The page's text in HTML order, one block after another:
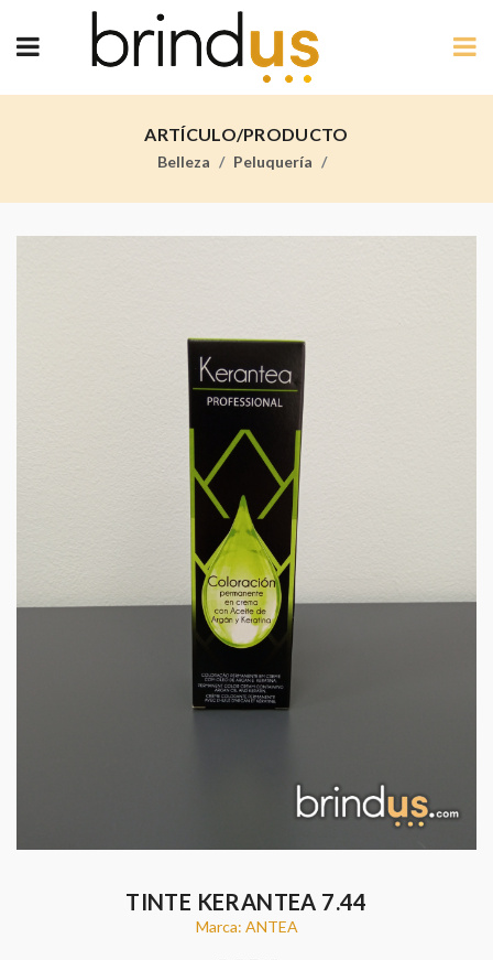
ARTÍCULO/PRODUCTO
Belleza Peluquería
TINTE KERANTEA 7.44
Marca: ANTEA